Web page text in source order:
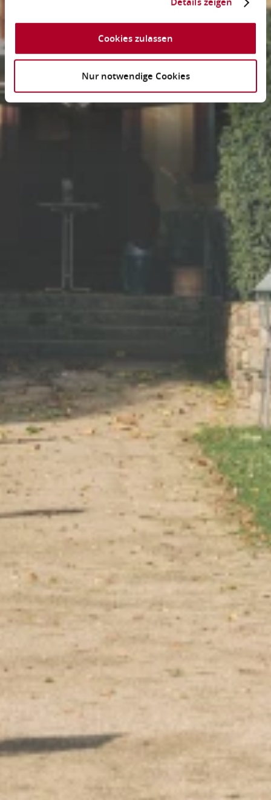
Cookies zulassen
Nur notwendige Cookies